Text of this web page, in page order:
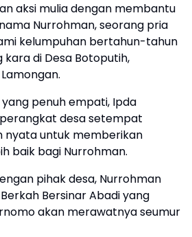
aksi mulia dengan membantu
Nurrohman, seorang pria
kelumpuhan bertahun-tahun
di Desa Botoputih,
penuh empati, Ipda
desa setempat
nyata untuk memberikan
baik bagi Nurrohman.
pihak desa, Nurrohman
Bersinar Abadi yang
akan merawatnya seumur